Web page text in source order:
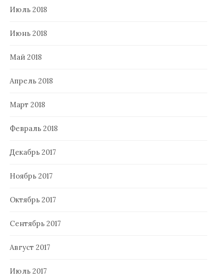
Июль 2018
Июнь 2018
Май 2018
Апрель 2018
Март 2018
Февраль 2018
Декабрь 2017
Ноябрь 2017
Октябрь 2017
Сентябрь 2017
Август 2017
Июль 2017